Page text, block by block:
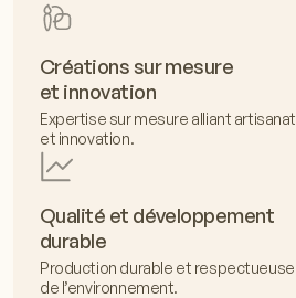
Créations sur mesure
et innovation
Expertise sur mesure alliant artisanat
et innovation.
Qualité et développement
durable
Production durable et respectueuse
de l’environnement.